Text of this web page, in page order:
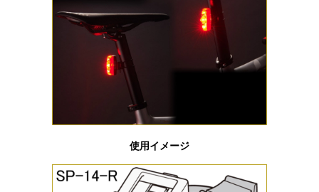
使用イメージ